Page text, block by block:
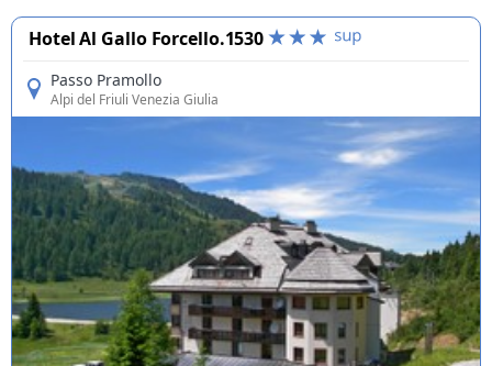
Hotel Al Gallo Forcello.1530
Passo Pramollo
Alpi del Friuli Venezia Giulia
Offerte